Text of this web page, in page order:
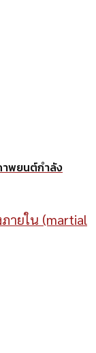
าพยนต์กำลัง
ายใน (martial